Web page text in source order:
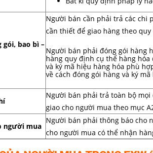
gói, bao bì –
Người bán cần phải trả các chi
cần thiết để giao hàng theo
Người bán phải đóng gói hàng
hàng quy định cụ thể hàng
và ký mã hiệu hàng hóa phù
về cách đóng gói hàng và ký
Người bán phải trả toàn bộ
giao cho người mua theo mục
người mua
Người bán phải thông báo cho
cho người mua có thể nhận